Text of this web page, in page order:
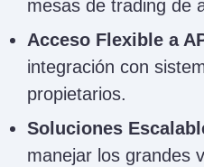
mesas de trading de
Acceso Flexible a
integración con
propietarios.
Soluciones
manejar los grandes